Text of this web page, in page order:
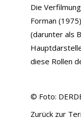
Die
Forman
(darunter als
diese Rollen
© Foto:
Zurück zur